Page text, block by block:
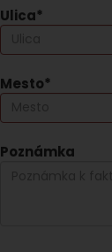
Ulica*
Mesto*
Poznámka